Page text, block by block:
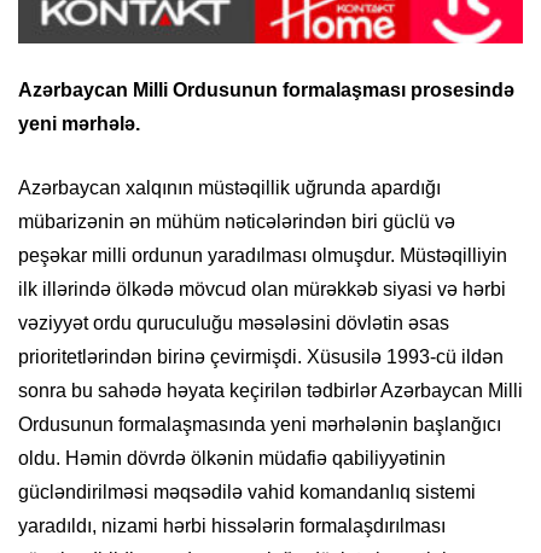
Azərbaycan Milli Ordusunun formalaşması prosesində
yeni mərhələ.
Azərbaycan xalqının müstəqillik uğrunda apardığı
mübarizənin ən mühüm nəticələrindən biri güclü və
peşəkar milli ordunun yaradılması olmuşdur. Müstəqilliyin
ilk illərində ölkədə mövcud olan mürəkkəb siyasi və hərbi
vəziyyət ordu quruculuğu məsələsini dövlətin əsas
prioritetlərindən birinə çevirmişdi. Xüsusilə 1993-cü ildən
sonra bu sahədə həyata keçirilən tədbirlər Azərbaycan Milli
Ordusunun formalaşmasında yeni mərhələnin başlanğıcı
oldu. Həmin dövrdə ölkənin müdafiə qabiliyyətinin
gücləndirilməsi məqsədilə vahid komandanlıq sistemi
yaradıldı, nizami hərbi hissələrin formalaşdırılması